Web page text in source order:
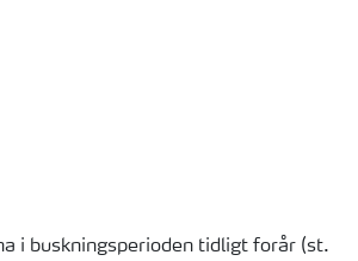
i buskningsperioden tidligt forår (st.